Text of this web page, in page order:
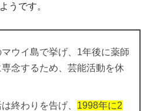
うです。
ウイ島で挙げ、1年後に薬師
念するため、芸能活動を休
終わりを告げ、 1998年に2